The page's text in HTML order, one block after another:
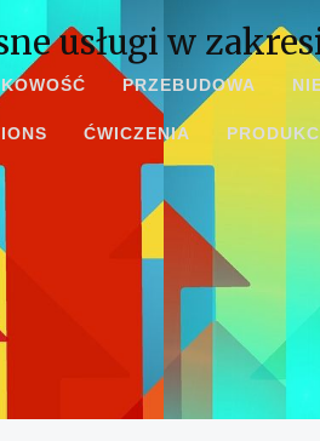
usługi w
PRZEBUDOWA
ĆWICZENIA